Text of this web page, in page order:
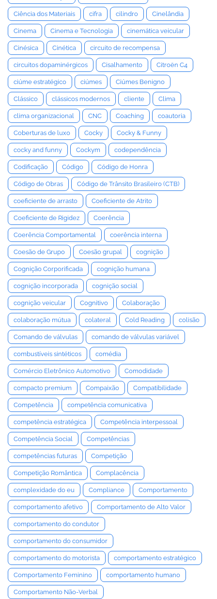
Ciência dos Materiais cifra cilindro Cinelândia
Cinema Cinema e Tecnologia cinemática veicular
Cinésica Cinética circuito de recompensa
circuitos dopaminérgicos Cisalhamento Citroën C4
ciúme estratégico ciúmes Ciúmes Benigno
Clássico clássicos modernos cliente Clima
clima organizacional CNC Coaching coautoria
Coberturas de luxo Cocky Cocky & Funny
cocky and funny Cockym codependência
Codificação Código Código de Honra
Código de Obras Código de Trânsito Brasileiro (CTB)
coeficiente de arrasto Coeficiente de Atrito
Coeficiente de Rigidez Coerência
Coerência Comportamental coerência interna
Coesão de Grupo Coesão grupal cognição
Cognição Corporificada cognição humana
cognição incorporada cognição social
cognição veicular Cognitivo Colaboração
colaboração mútua colateral Cold Reading colisão
Comando de válvulas comando de válvulas variável
combustíveis sintéticos comédia
Comércio Eletrônico Automotivo Comodidade
compacto premium Compaixão Compatibilidade
Competência competência comunicativa
competência estratégica Competência interpessoal
Competência Social Competências
competências futuras Competição
Competição Romântica Complacência
complexidade do eu Compliance Comportamento
comportamento afetivo Comportamento de Alto Valor
comportamento do condutor
comportamento do consumidor
comportamento do motorista comportamento estratégico
Comportamento Feminino comportamento humano
Comportamento Não-Verbal